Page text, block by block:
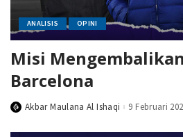
ANALISIS OPINI
Misi
Barcelona
PostedAkbar Maulana Al Ishaqi 9 Februari